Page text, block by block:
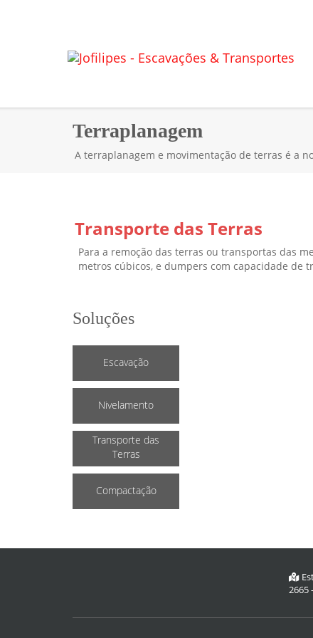
Terraplanagem
A terraplanagem e movimentação de terras é a
Transporte das Terras
Para a remoção das terras ou transportas das
metros cúbicos, e dumpers com capacidade de
Soluções
Escavação
Nivelamento
Transporte das
Terras
Compactação
2665